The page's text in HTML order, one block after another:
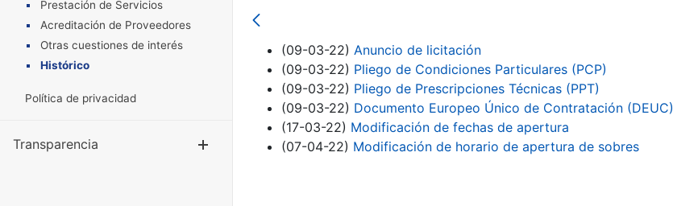
Prestación de Servicios
Acreditación de Proveedores
Otras cuestiones de interés
Histórico
Política de privacidad
Transparencia Mostrar/Ocultar
(09-03-22) Anuncio de licitación
(09-03-22) Pliego de Condiciones Particulares (PCP)
(09-03-22) Pliego de Prescripciones Técnicas (PPT)
(09-03-22) Documento Europeo Único de Contratación (DEUC)
(17-03-22) Modificación de fechas de apertura
(07-04-22) Modificación de horario de apertura de sobres